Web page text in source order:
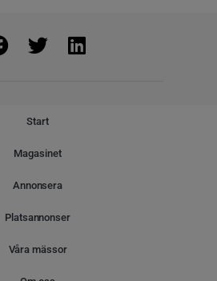
Start
Magasinet
Annonsera
Platsannonser
Våra mässor